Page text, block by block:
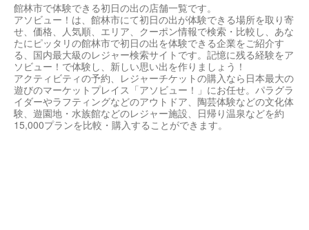
館林市で体験できる初日の出の店舗一覧です。
アソビュー！は、館林市にて初日の出が体験できる場所を取り寄
せ、価格、人気順、エリア、クーポン情報で検索・比較し、あな
たにピッタリの館林市で初日の出を体験できる企業をご紹介す
る、国内最大級のレジャー検索サイトです。記憶に残る経験をア
ソビュー！で体験し、新しい思い出を作りましょう！
アクティビティの予約、レジャーチケットの購入なら日本最大の
遊びのマーケットプレイス「アソビュー！」にお任せ。パラグラ
イダーやラフティングなどのアウトドア、陶芸体験などの文化体
験、遊園地・水族館などのレジャー施設、日帰り温泉などを約
15,000プランを比較・購入することができます。